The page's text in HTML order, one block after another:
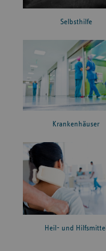
Selbsthilfe
Krankenhäuser
Heil- und Hilfsmittel